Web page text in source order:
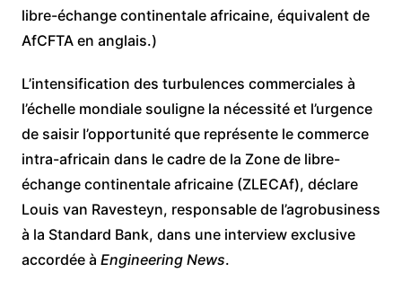
libre-échange continentale africaine, équivalent de
AfCFTA en anglais.)
L’intensification des turbulences commerciales à
l’échelle mondiale souligne la nécessité et l’urgence
de saisir l’opportunité que représente le commerce
intra-africain dans le cadre de la Zone de libre-
échange continentale africaine (ZLECAf), déclare
Louis van Ravesteyn, responsable de l’agrobusiness
à la Standard Bank, dans une interview exclusive
accordée à Engineering News.